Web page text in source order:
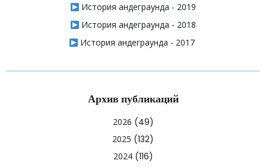
История андеграунда - 2019
История андеграунда - 2018
История андеграунда - 2017
Архив публикаций
2026 (49)
2025 (132)
2024(116)